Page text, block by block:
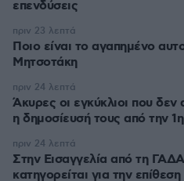
επενδύσεις
Ποιο είναι το αγαπημένο
Μητσοτάκη
πριν 23 λεπτά
Άκυρες οι εγκύκλιοι που
η δημοσίευσή τους από την
πριν 24 λεπτά
Στην Εισαγγελία από τη
κατηγορείται για την
πριν 24 λεπτά